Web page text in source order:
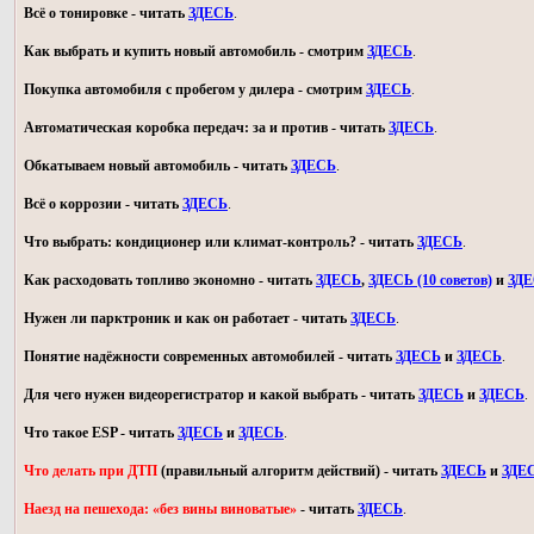
Всё о тонировке - читать ЗДЕСЬ.
Как выбрать и купить новый автомобиль - смотрим ЗДЕСЬ.
Покупка автомобиля с пробегом у дилера - смотрим ЗДЕСЬ.
Автоматическая коробка передач: за и против - читать ЗДЕСЬ.
Обкатываем новый автомобиль - читать ЗДЕСЬ.
Всё о коррозии - читать ЗДЕСЬ.
Что выбрать: кондиционер или климат-контроль? - читать ЗДЕСЬ.
Как расходовать топливо экономно - читать ЗДЕСЬ, ЗДЕСЬ (10 советов) и
Нужен ли парктроник и как он работает - читать ЗДЕСЬ.
Понятие надёжности современных автомобилей - читать ЗДЕСЬ и ЗДЕСЬ.
Для чего нужен видеорегистратор и какой выбрать - читать ЗДЕСЬ и ЗДЕСЬ.
Что такое ESP - читать ЗДЕСЬ и ЗДЕСЬ.
Что делать при ДТП (правильный алгоритм действий) - читать ЗДЕСЬ и
Наезд на пешехода: «без вины виноватые» - читать ЗДЕСЬ.